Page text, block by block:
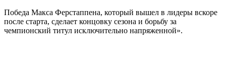
Победа Макса Ферстаппена, который вышел в лидеры вскоре
после старта, сделает концовку сезона и борьбу за
чемпионский титул исключительно напряженной».